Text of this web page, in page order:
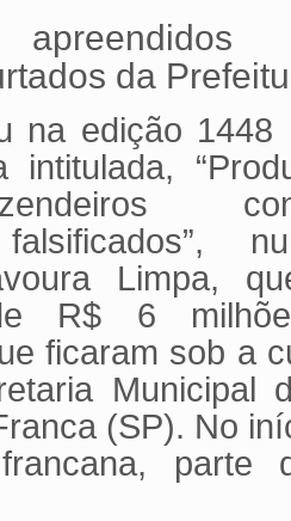
apreendidos
da
na edição
intitulada,
falsificados”,
Limpa,
R$ 6
ficaram sob a
Municipal
(SP). No
parte